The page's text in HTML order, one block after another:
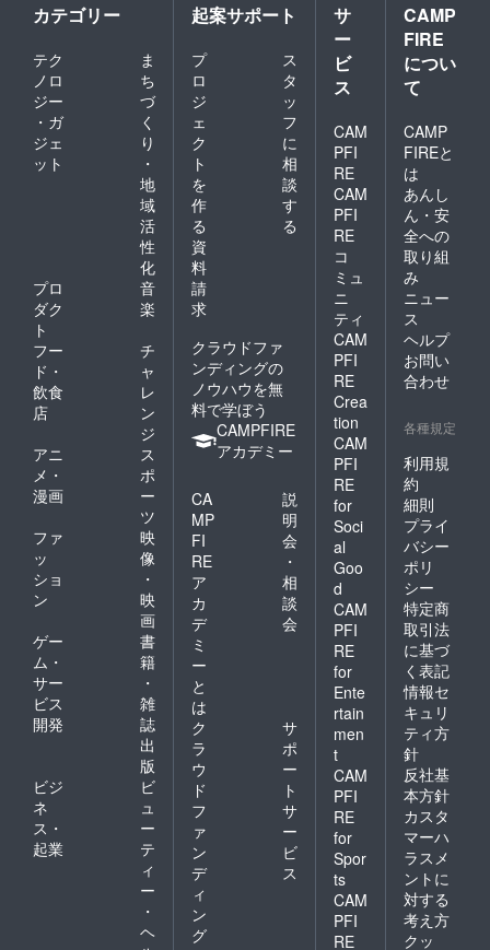
カテゴリー
テク
ノロ
ジー
・ガ
ジェ
ット
ま
ち
づ
く
り
・
地
域
活
性
化
プロ
ダク
ト
音
楽
フー
ド・
飲食
店
チ
ャ
レ
ン
ジ
アニ
メ・
漫画
ス
ポ
ー
ツ
ファ
ッ
ショ
ン
映
像
・
映
画
ゲー
ム・
サー
ビス
開発
書
籍
・
雑
誌
出
版
ビジ
ネ
ス・
起業
ビ
ュ
ー
テ
ィ
ー
・
ヘ
起案サポート
プ
ロ
ジ
ェ
ク
ト
を
作
る
ス
タ
ッ
フ
に
相
談
す
る
資
料
請
求
クラウドファ
ンディングの
ノウハウを無
料で学ぼう
CAMPFIRE
アカデミー
CA
MP
FI
RE
ア
カ
デ
ミ
ー
と
は
説
明
会
・
相
談
会
ク
ラ
ウ
ド
フ
ァ
ン
デ
ィ
ン
グ
サ
ポ
ー
ト
サ
ー
ビ
ス
サ
ー
ビ
ス
CAM
PFI
RE
CAM
PFI
RE
コ
ミュ
ニ
ティ
CAM
PFI
RE
Crea
tion
CAM
PFI
RE
for
Soci
al
Goo
d
CAM
PFI
RE
for
Ente
rtain
men
t
CAM
PFI
RE
for
Spor
ts
CAM
PFI
RE
CAMP
FIRE
につい
て
CAMP
FIREと
は
あんし
ん・安
全への
取り組
み
ニュー
ス
ヘルプ
お問い
合わせ
各種規定
利用規
約
細則
プライ
バシー
ポリ
シー
特定商
取引法
に基づ
く表記
情報セ
キュリ
ティ方
針
反社基
本方針
カスタ
マーハ
ラスメ
ントに
対する
考え方
クッ